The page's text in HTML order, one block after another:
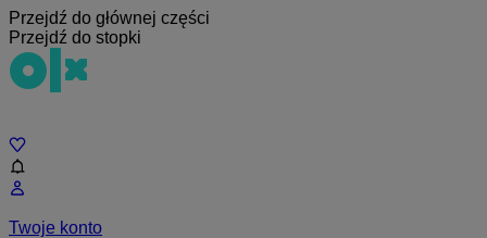
Przejdź do głównej części
Przejdź do stopki
Twoje konto